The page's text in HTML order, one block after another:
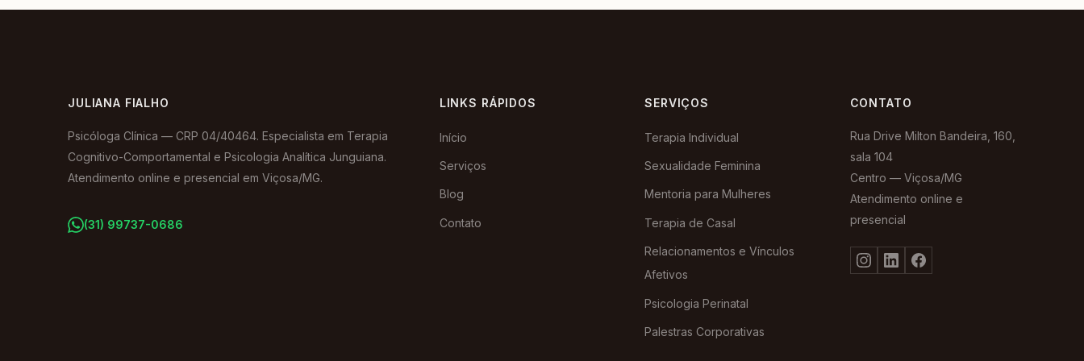
JULIANA FIALHO
Psicóloga Clínica — CRP 04/40464. Especialista em Terapia
Cognitivo-Comportamental e Psicologia Analítica Junguiana.
Atendimento online e presencial em Viçosa/MG.
(31) 99737-0686
LINKS RÁPIDOS
Início
Serviços
Blog
Contato
SERVIÇOS
Terapia Individual
Sexualidade Feminina
Mentoria para Mulheres
Terapia de Casal
Relacionamentos e Vínculos
Afetivos
Psicologia Perinatal
Palestras Corporativas
CONTATO
Rua Drive Milton Bandeira, 160,
sala 104
Centro — Viçosa/MG
Atendimento online e
presencial